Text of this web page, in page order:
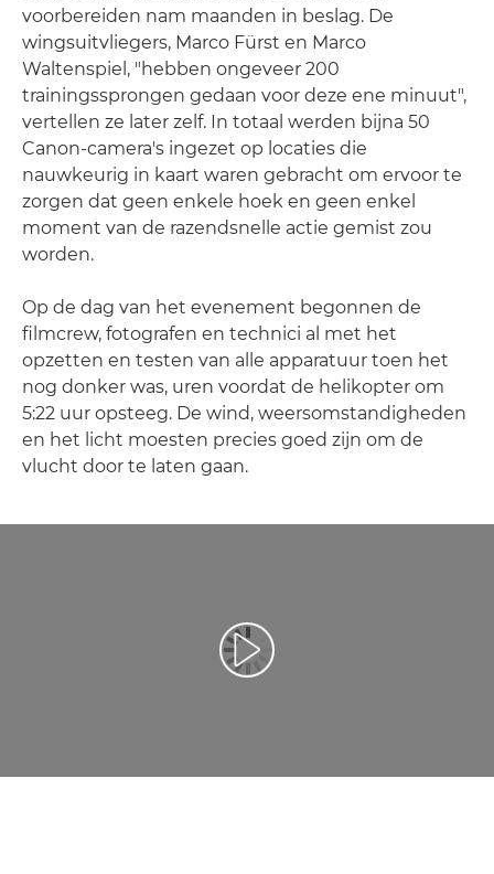
voorbereiden nam maanden in beslag. De
wingsuitvliegers, Marco Fürst en Marco
Waltenspiel, "hebben ongeveer 200
trainingssprongen gedaan voor deze ene minuut",
vertellen ze later zelf. In totaal werden bijna 50
Canon-camera's ingezet op locaties die
nauwkeurig in kaart waren gebracht om ervoor te
zorgen dat geen enkele hoek en geen enkel
moment van de razendsnelle actie gemist zou
worden.
Op de dag van het evenement begonnen de
filmcrew, fotografen en technici al met het
opzetten en testen van alle apparatuur toen het
nog donker was, uren voordat de helikopter om
5:22 uur opsteeg. De wind, weersomstandigheden
en het licht moesten precies goed zijn om de
vlucht door te laten gaan.
Video afspelen